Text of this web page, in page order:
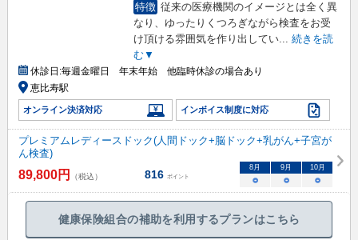
特徴 従来の医療機関のイメージとは全く異
なり、ゆったりくつろぎながら検査をお受
け頂ける雰囲気を作り出してい... 続きを読
む▼
休診日:毎週金曜日 年末年始 他臨時休診の場合あり
恵比寿駅
オンライン決済対応 インボイス制度に対応
プレミアムレディースドック(人間ドック+脳ドック+乳がん+子宮が
ん検査)
89,800円 （税込） 816 ポイント
8月 9月 10月
○ ○ ○
健康保険組合の補助を利用するプランはこちら